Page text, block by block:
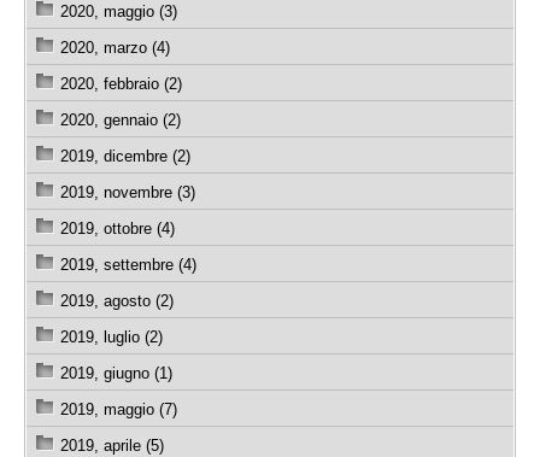
2020, maggio (3)
2020, marzo (4)
2020, febbraio (2)
2020, gennaio (2)
2019, dicembre (2)
2019, novembre (3)
2019, ottobre (4)
2019, settembre (4)
2019, agosto (2)
2019, luglio (2)
2019, giugno (1)
2019, maggio (7)
2019, aprile (5)